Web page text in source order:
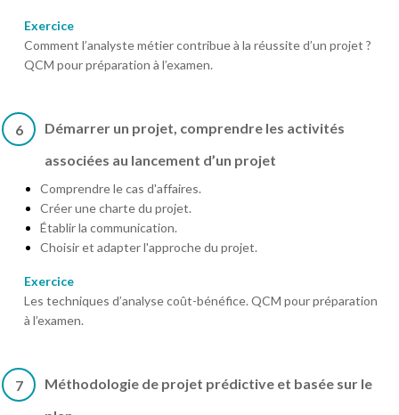
Exercice
Comment l’analyste métier contribue à la réussite d’un projet ?
QCM pour préparation à l’examen.
6
Démarrer un projet, comprendre les activités
associées au lancement d’un projet
Comprendre le cas d'affaires.
Créer une charte du projet.
Établir la communication.
Choisir et adapter l'approche du projet.
Exercice
Les techniques d’analyse coût-bénéfice. QCM pour préparation
à l’examen.
7
Méthodologie de projet prédictive et basée sur le